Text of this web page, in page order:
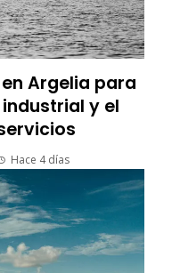
Argelia para
y el
Hace 4 días